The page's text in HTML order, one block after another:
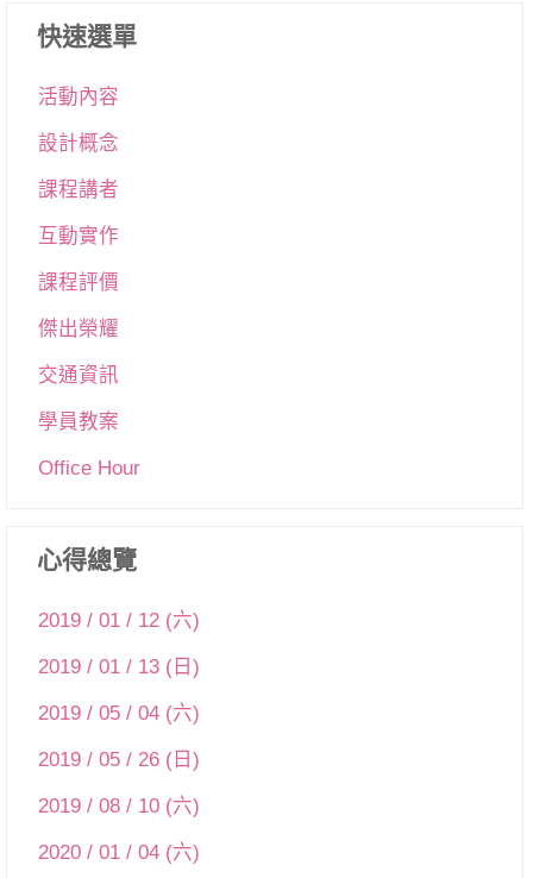
快速選單
活動內容
設計概念
課程講者
互動實作
課程評價
傑出榮耀
交通資訊
學員教案
Office Hour
心得總覽
2019 / 01 / 12 (六)
2019 / 01 / 13 (日)
2019 / 05 / 04 (六)
2019 / 05 / 26 (日)
2019 / 08 / 10 (六)
2020 / 01 / 04 (六)